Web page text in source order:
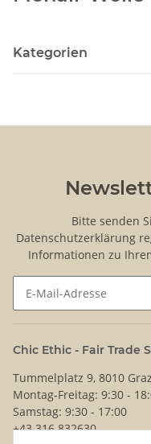
Kategorien
Bitte senden
Datenschutzerklärung
Informationen zu
Chic Ethic - Fair Trade
Tummelplatz 9, 8010 Graz
Montag-Freitag: 9:30 -
Samstag: 9:30 - 17:00
+43 316 832630